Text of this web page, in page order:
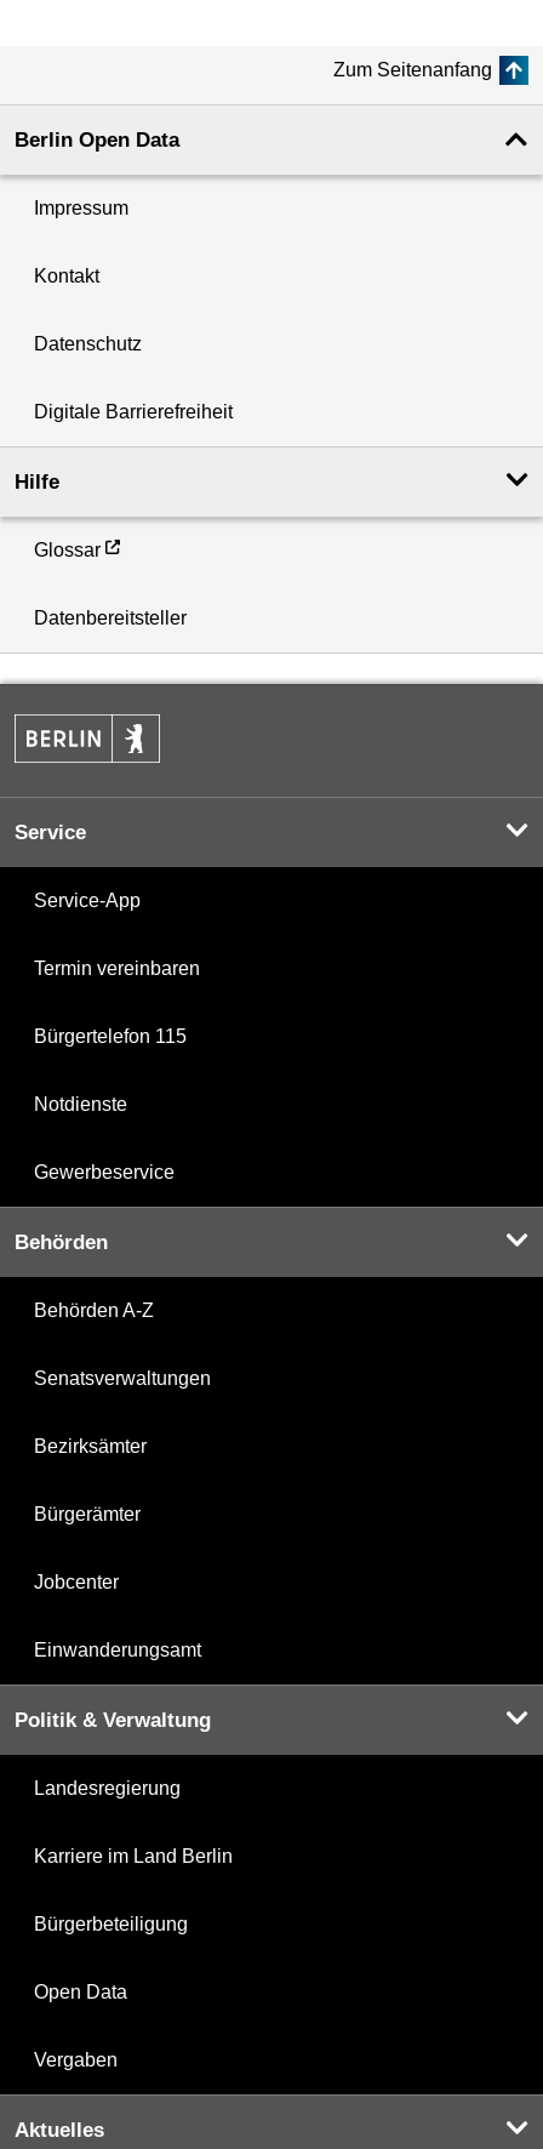
Zum Seitenanfang
Berlin Open Data
Impressum
Kontakt
Datenschutz
Digitale Barrierefreiheit
Hilfe
Glossar
Datenbereitsteller
Service
Service-App
Termin vereinbaren
Bürgertelefon 115
Notdienste
Gewerbeservice
Behörden
Behörden A-Z
Senatsverwaltungen
Bezirksämter
Bürgerämter
Jobcenter
Einwanderungsamt
Politik & Verwaltung
Landesregierung
Karriere im Land Berlin
Bürgerbeteiligung
Open Data
Vergaben
Aktuelles